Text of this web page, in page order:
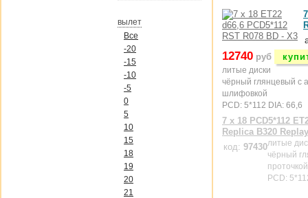
вылет
Все
-20
-15
-10
-5
0
5
10
15
18
19
20
21
12740 руб
литые диски
чёрный глянцевый с
шлифовкой
PCD: 5*112 DIA: 66,6
7 x 18 PCD5*112
Replica B320 Replay
код: 97430литые
чёрный
проточкой
PCD: